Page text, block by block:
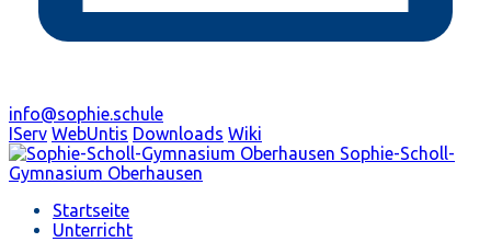
info@sophie.schule
IServ WebUntis Downloads Wiki
Sophie-Scholl-
Gymnasium Oberhausen
Startseite
Unterricht